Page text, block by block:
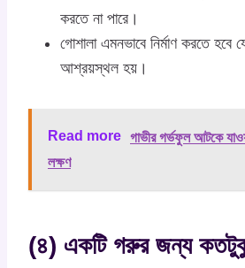
করতে না পারে।
গোশালা এমনভাবে নির্মাণ করতে হবে
আশ্রয়স্থল হয়।
Read more গাভীর গর্ভফুল আটকে
লক্ষণ
(৪) একটি গরুর জন্য